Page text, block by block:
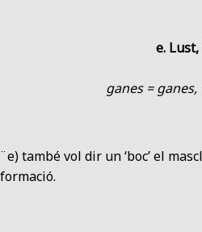
e. Lust,
ganes =
també vol dir un ‘boc’ el